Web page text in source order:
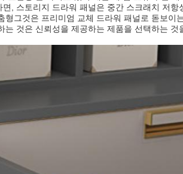
면, 스토리지 드라워 패널은 중간 스크래치 저
형그것은 프리미엄 교체 드라워 패널로 돋보
는 것은 신뢰성을 제공하는 제품을 선택하는